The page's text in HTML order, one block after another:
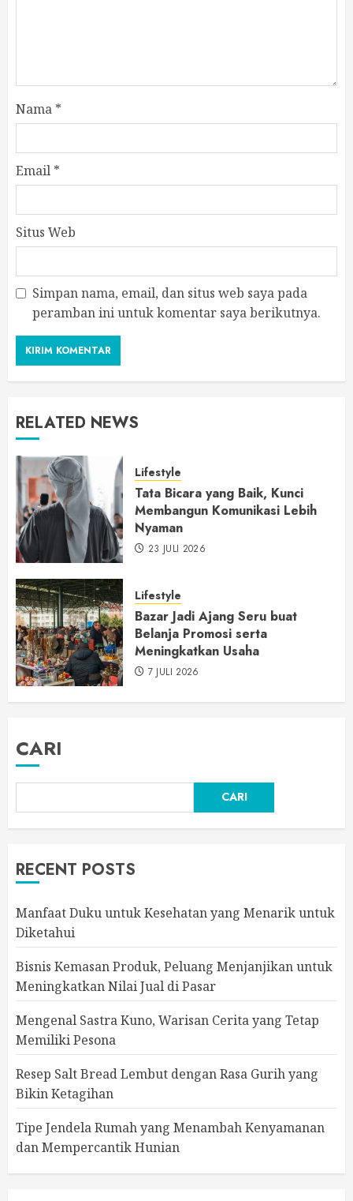
Nama *
Email *
Situs Web
Simpan nama, email, dan situs web saya pada
peramban ini untuk komentar saya berikutnya.
RELATED NEWS
Lifestyle
Tata Bicara yang Baik, Kunci
Membangun Komunikasi Lebih
Nyaman
23 JULI 2026
Lifestyle
Bazar Jadi Ajang Seru buat
Belanja Promosi serta
Meningkatkan Usaha
7 JULI 2026
CARI
CARI
RECENT POSTS
Manfaat Duku untuk Kesehatan yang Menarik untuk
Diketahui
Bisnis Kemasan Produk, Peluang Menjanjikan untuk
Meningkatkan Nilai Jual di Pasar
Mengenal Sastra Kuno, Warisan Cerita yang Tetap
Memiliki Pesona
Resep Salt Bread Lembut dengan Rasa Gurih yang
Bikin Ketagihan
Tipe Jendela Rumah yang Menambah Kenyamanan
dan Mempercantik Hunian